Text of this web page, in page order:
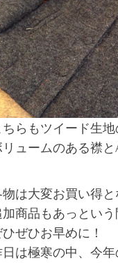
ちらもツイード生地
リュームのある襟
は大変お買い得と
加商品もあっとい
ぜひお早めに！
日は極寒の中、今年